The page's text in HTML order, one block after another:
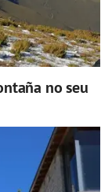
no seu